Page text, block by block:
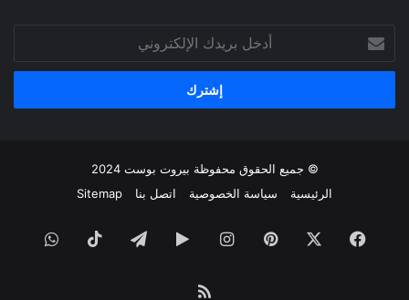
بريدك
الإلكتروني
© جميع الحقوق محفوظة بيروت بوست 2024
الرئيسية
سياسة الخصوصية اتصل بنا Sitemap
فيسبوك بينتيريستانستقرام‏Googleتيلقرام ‫TikTok
ملخص